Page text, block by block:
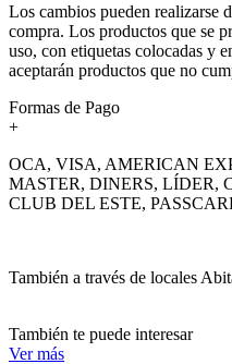
Los cambios pueden realizarse
compra. Los productos que se
uso, con etiquetas colocadas y
aceptarán productos que no
Formas de Pago
+
OCA, VISA, AMERICAN
MASTER, DINERS, LÍDER,
CLUB DEL ESTE,
También a través de locales
También te puede interesar
Ver más